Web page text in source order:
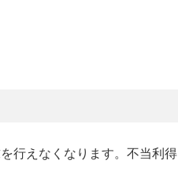
行えなくなります。不当利得